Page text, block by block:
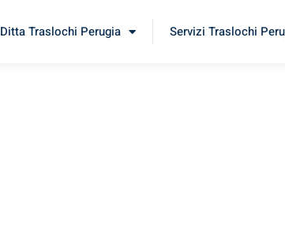
Ditta Traslochi Perugia Servizi Traslochi